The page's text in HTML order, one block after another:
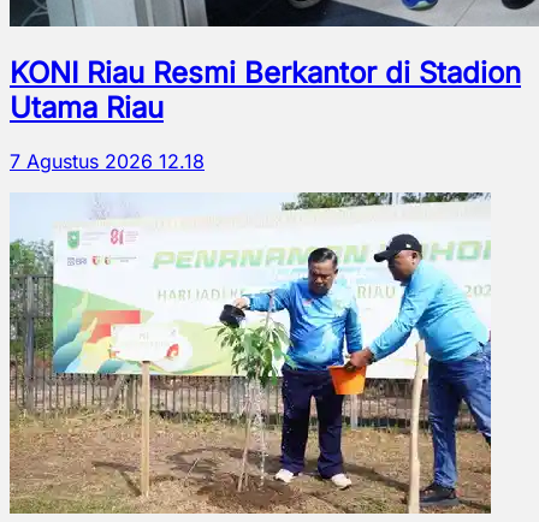
KONI Riau Resmi Berkantor di Stadion
Utama Riau
7 Agustus 2026 12.18